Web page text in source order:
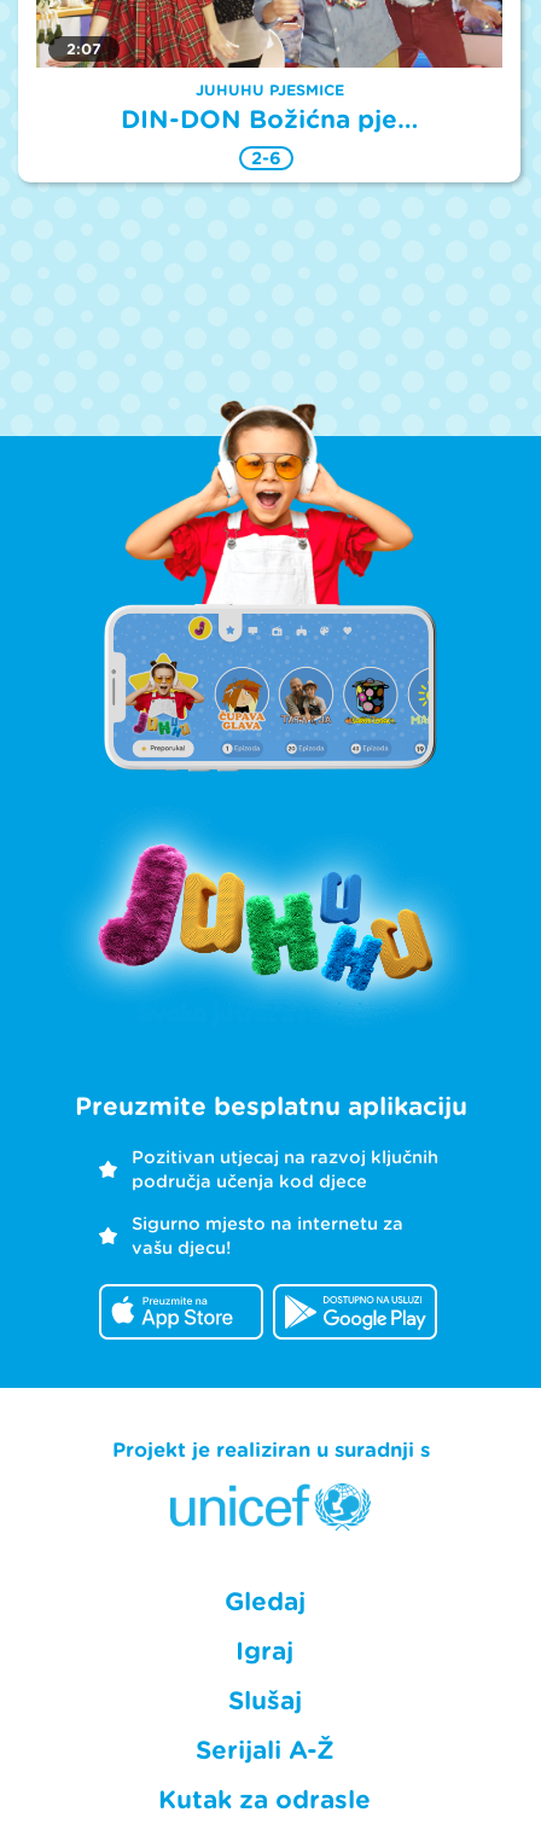
2:07
JUHUHU PJESMICE
DIN-DON Božićna pje…
2-6
Preuzmite besplatnu aplikaciju
Pozitivan utjecaj na razvoj ključnih
područja učenja kod djece
Sigurno mjesto na internetu za
vašu djecu!
Projekt je realiziran u suradnji s
Gledaj
Igraj
Slušaj
Serijali A-Ž
Kutak za odrasle